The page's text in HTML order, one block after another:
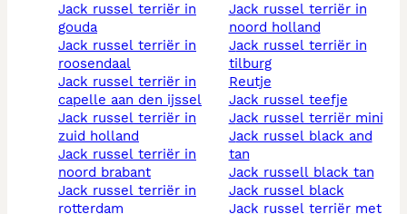
jack russel terriër in
gouda
jack russel terriër in
roosendaal
jack russel terriër in
capelle aan den ijssel
jack russel terriër in
zuid holland
jack russel terriër in
noord brabant
jack russel terriër in
rotterdam
jack russel terriër in
noord holland
jack russel terriër in
tilburg
reutje
jack russel teefje
jack russel terriër mini
jack russel black and
tan
jack russell black tan
jack russel black
jack russel terriër met